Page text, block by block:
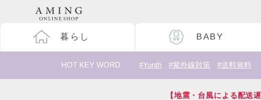
暮らし BABY
HOT KEY WORD #Yunth #紫外線対策 #送料無料
【地震・台風による配送